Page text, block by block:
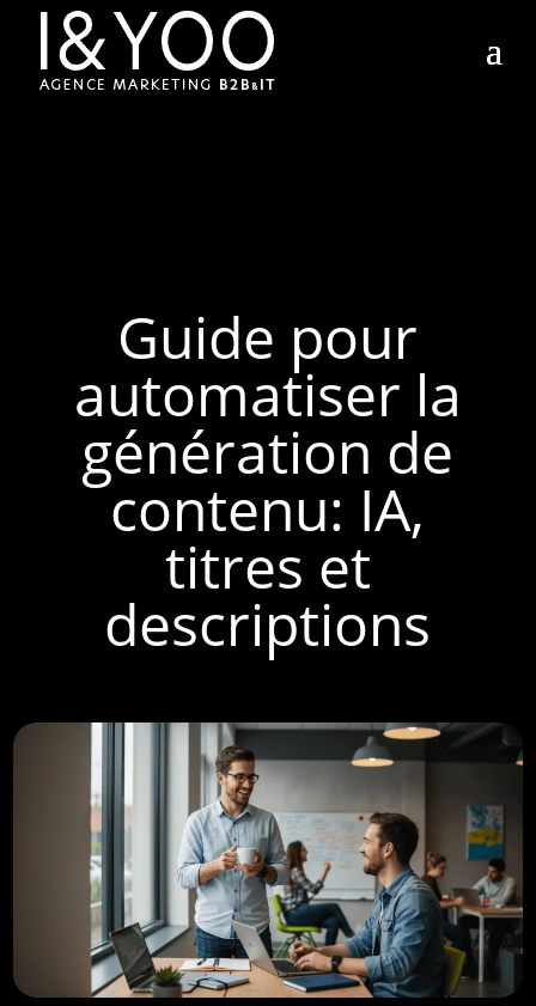
Guide pour
automatiser la
génération de
contenu: IA,
titres et
descriptions